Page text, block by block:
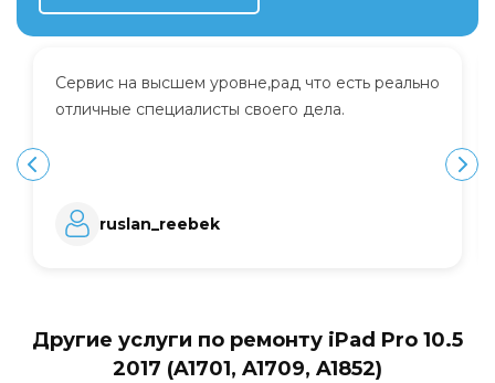
Сервис на высшем уровне,рад что есть реально
отличные специалисты своего дела.
ruslan_reebek
Другие услуги по ремонту iPad Pro 10.5
2017 (A1701, A1709, A1852)